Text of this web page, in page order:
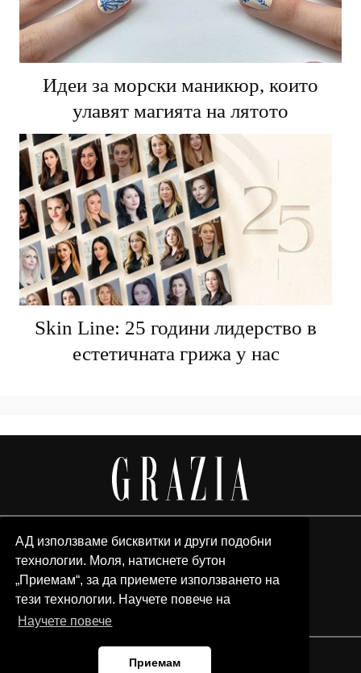
АД използваме бисквитки и други подобни
технологии. Моля, натиснете бутон
„Приемам“, за да приемете използването на
тези технологии. Научете повече на
Научете повече
Приемам
Идеи за морски маникюр, които
улавят магията на лятото
Skin Line: 25 години лидерство в